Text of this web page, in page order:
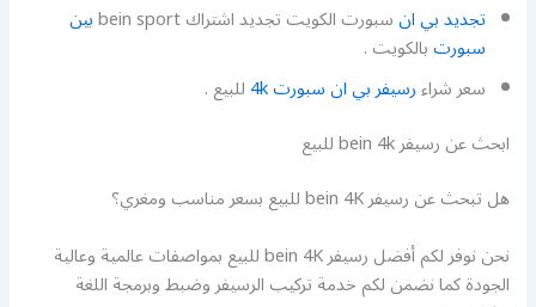
تجديد بي انسبورت الكويت تجديد اشتراك bein sport بين
سبورتبالكويت .
سعر شراءرسيفر بي ان سبورت 4k
للبيع .
ابحث عن رسيفر bein 4k للبيع
هل تبحث عن رسيفر bein 4K للبيع بسعر مناسب ومغري؟
نحن نوفر لكم أفضل رسيفر bein 4K للبيع بمواصفات عالمية وعالية
الجودة كما نضمن لكم خدمة تركيب الرسيفر وضبط وبرمجة اللغة